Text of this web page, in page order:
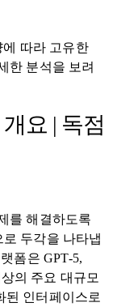
따라 고유한
한 분석을 보려
요 | 독점
를 해결하도록
두각을 나타냅
폼은 GPT-5,
의 주요 대규모
된 인터페이스로